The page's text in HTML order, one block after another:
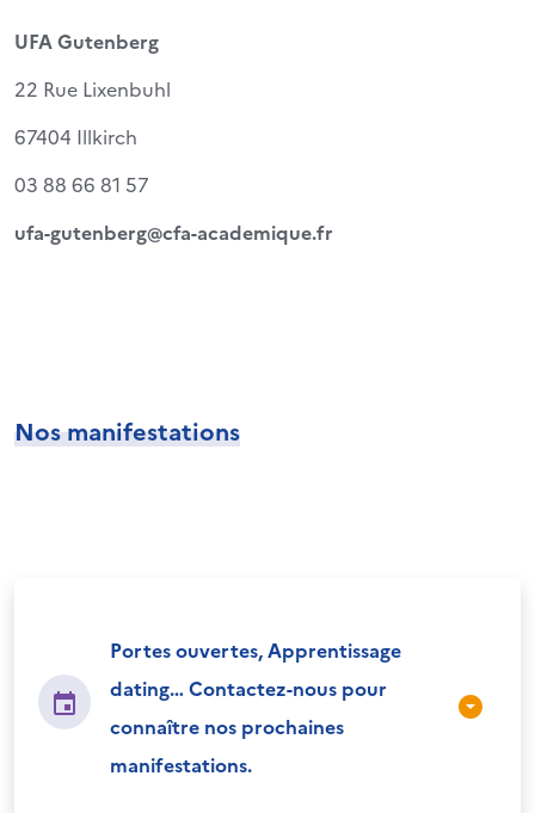
UFA Gutenberg
22 Rue Lixenbuhl
67404 Illkirch
03 88 66 81 57
ufa-gutenberg@cfa-academique.fr
Nos manifestations
Portes ouvertes, Apprentissage
dating… Contactez-nous pour
connaître nos prochaines
manifestations.